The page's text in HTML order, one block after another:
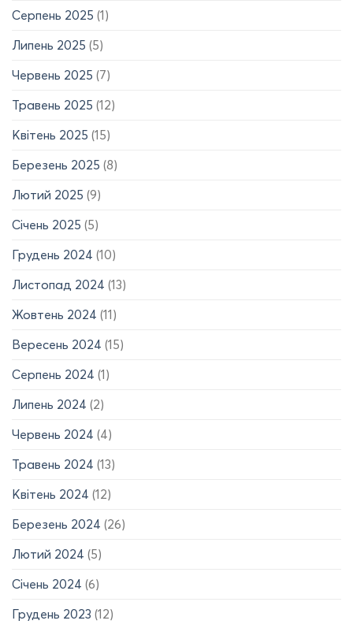
Серпень 2025 (1)
Липень 2025 (5)
Червень 2025 (7)
Травень 2025 (12)
Квітень 2025 (15)
Березень 2025 (8)
Лютий 2025 (9)
Січень 2025 (5)
Грудень 2024 (10)
Листопад 2024 (13)
Жовтень 2024 (11)
Вересень 2024 (15)
Серпень 2024 (1)
Липень 2024 (2)
Червень 2024 (4)
Травень 2024 (13)
Квітень 2024 (12)
Березень 2024 (26)
Лютий 2024 (5)
Січень 2024 (6)
Грудень 2023 (12)